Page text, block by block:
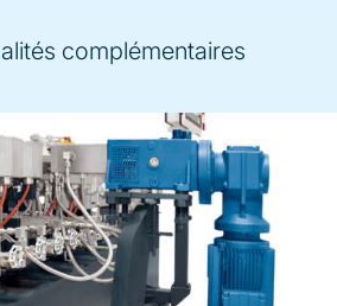
complémentaires